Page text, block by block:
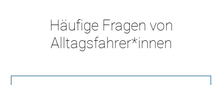
Häufige Fragen von
Alltagsfahrer*innen